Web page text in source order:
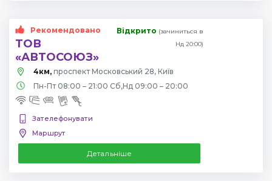
Рекомендовано
ТОВ
«АВТОСОЮЗ»
Відкрито (зачиниться в
Нд 20:00)
4км, проспект Московський 28, Київ
Пн-Пт 08:00 – 21:00 Сб,Нд 09:00 – 20:00
Зателефонувати
Маршрут
Детальніше